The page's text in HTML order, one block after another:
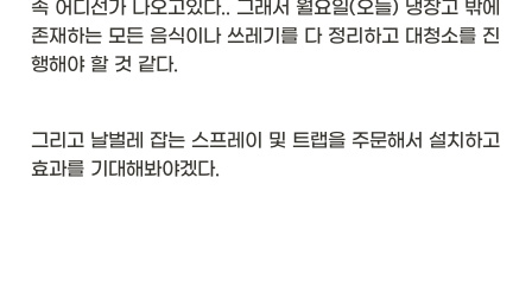
er:
:a
d
d
\\
hl
in
속 어디선가 나오고있다.. 그래서 월요일(오늘) 냉장고 밖에
존재하는 모든 음식이나 쓰레기를 다 정리하고 대청소를 진
행해야 할 것 같다.
그리고 날벌레 잡는 스프레이 및 트랩을 주문해서 설치하고
효과를 기대해봐야겠다.